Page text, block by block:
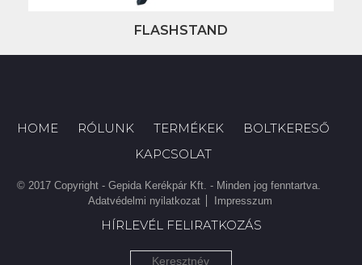
FLASHSTAND
HOME RÓLUNK TERMÉKEK
BOLTKERESŐ
KAPCSOLAT
© 2017 Copyright - Gepida Kerékpár Kft. - Minden jog fenntartva.
Adatvédelmi nyilatkozat
Impresszum
HÍRLEVÉL FELIRATKOZÁS